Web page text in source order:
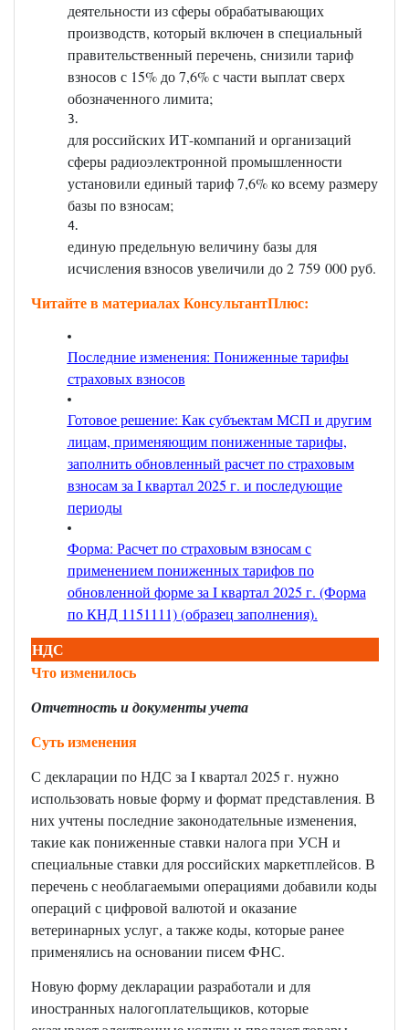
деятельности из сферы обрабатывающих
производств, который включен в специальный
правительственный перечень, снизили тариф
взносов с 15% до 7,6% с части выплат сверх
обозначенного лимита;
для российских ИТ-компаний и организаций
сферы радиоэлектронной промышленности
установили единый тариф 7,6% ко всему размеру
базы по взносам;
единую предельную величину базы для
исчисления взносов увеличили до 2 759 000 руб.
Читайте в материалах КонсультантПлюс:
Последние изменения: Пониженные тарифы
страховых взносов
Готовое решение: Как субъектам МСП и другим
лицам, применяющим пониженные тарифы,
заполнить обновленный расчет по страховым
взносам за I квартал 2025 г. и последующие
периоды
Форма: Расчет по страховым взносам с
применением пониженных тарифов по
обновленной форме за I квартал 2025 г. (Форма
по КНД 1151111) (образец заполнения).
НДС
Что изменилось
Отчетность и документы учета
Суть изменения
С декларации по НДС заIквартал 2025 г. нужно
использовать новые форму и формат представления. В
них учтены последние законодательные изменения,
такие как пониженные ставки налога при УСН и
специальные ставки для российских маркетплейсов. В
перечень с необлагаемыми операциями добавили коды
операций с цифровой валютой и оказание
ветеринарных услуг, а также коды, которые ранее
применялись на основании писем ФНС.
Новую форму декларации разработали и для
иностранных налогоплательщиков, которые